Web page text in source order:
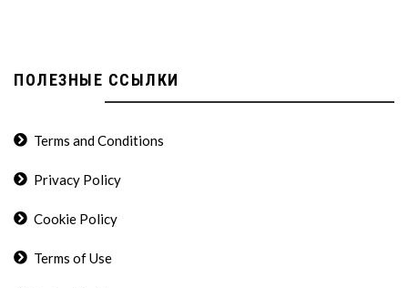
ПОЛЕЗНЫЕ ССЫЛКИ
Terms and Conditions
Privacy Policy
Cookie Policy
Terms of Use